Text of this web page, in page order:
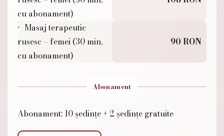
cu abonament)
Masaj terapeutic
rusesc – femei (30 min,
cu abonament)
90 RON
Abonament
Abonament: 10 ședințe + 2 ședințe gratuite